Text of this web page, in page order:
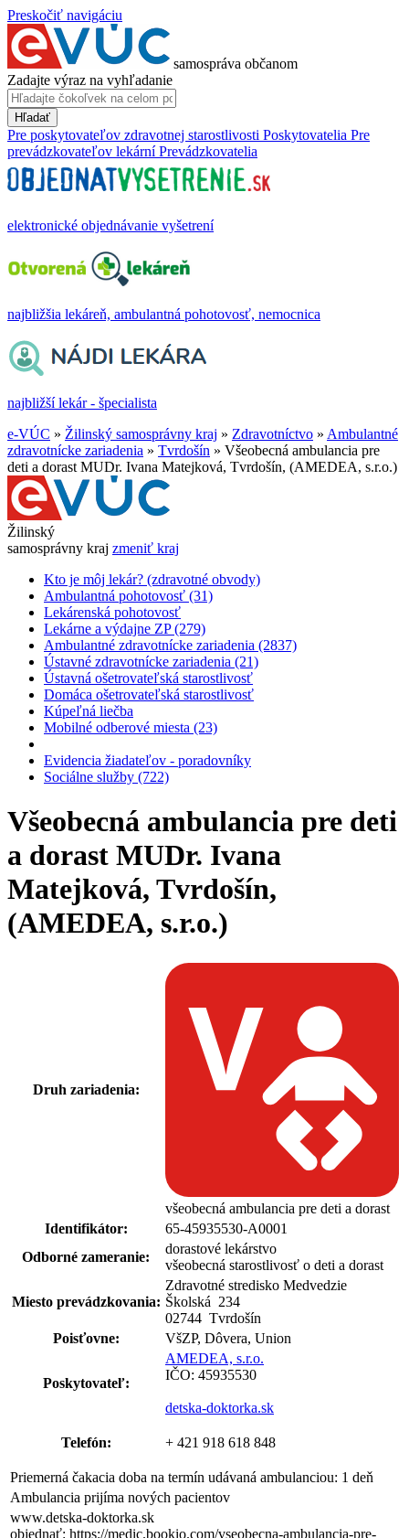
Preskočiť navigáciu
samospráva občanom
Zadajte výraz na vyhľadanie
Hľadať
Pre poskytovateľov zdravotnej starostlivosti Poskytovatelia Pre
prevádzkovateľov lekární Prevádzkovatelia
elektronické objednávanie vyšetrení
najbližšia lekáreň, ambulantná pohotovosť, nemocnica
najbližší lekár - špecialista
e-VÚC » Žilinský samosprávny kraj » Zdravotníctvo » Ambulantné
zdravotnícke zariadenia » Tvrdošín » Všeobecná ambulancia pre
deti a dorast MUDr. Ivana Matejková, Tvrdošín, (AMEDEA, s.r.o.)
Žilinský
samosprávny kraj zmeniť kraj
Kto je môj lekár? (zdravotné obvody)
Ambulantná pohotovosť (31)
Lekárenská pohotovosť
Lekárne a výdajne ZP (279)
Ambulantné zdravotnícke zariadenia (2837)
Ústavné zdravotnícke zariadenia (21)
Ústavná ošetrovateľská starostlivosť
Domáca ošetrovateľská starostlivosť
Kúpeľná liečba
Mobilné odberové miesta (23)
Evidencia žiadateľov - poradovníky
Sociálne služby (722)
Všeobecná ambulancia pre deti
a dorast MUDr. Ivana
Matejková, Tvrdošín,
(AMEDEA, s.r.o.)
Druh zariadenia:
všeobecná ambulancia pre deti a dorast
Identifikátor:
65-45935530-A0001
Odborné zameranie:
dorastové lekárstvo
všeobecná starostlivosť o deti a dorast
Miesto prevádzkovania:
Zdravotné stredisko Medvedzie
Školská 234
02744 Tvrdošín
Poisťovne:
VšZP, Dôvera, Union
Poskytovateľ:
AMEDEA, s.r.o.
IČO: 45935530
detska-doktorka.sk
Telefón: + 421 918 618 848
Priemerná čakacia doba na termín udávaná ambulanciou: 1 deň
Ambulancia prijíma nových pacientov
www.detska-doktorka.sk
objednať: https://medic.bookio.com/vseobecna-ambulancia-pre-